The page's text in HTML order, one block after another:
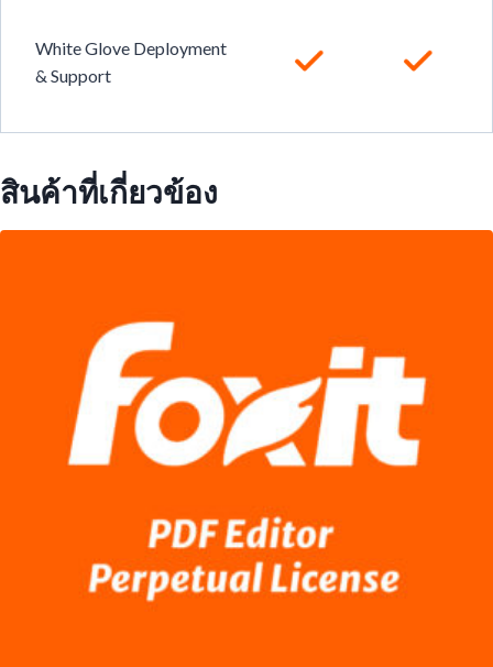
White Glove Deployment
& Support
สินค้าที่เกี่ยวข้อง